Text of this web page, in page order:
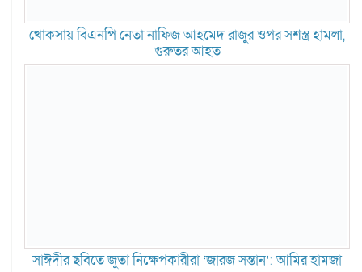
খোকসায় বিএনপি নেতা নাফিজ আহমেদ রাজুর ওপর সশস্ত্র হামলা,
গুরুতর আহত
সাঈদীর ছবিতে জুতা নিক্ষেপকারীরা ‘জারজ সন্তান’: আমির হামজা